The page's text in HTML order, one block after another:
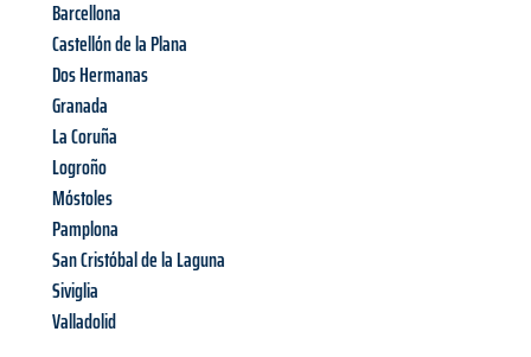
Barcellona
Castellón de la Plana
Dos Hermanas
Granada
La Coruña
Logroño
Móstoles
Pamplona
San Cristóbal de la Laguna
Siviglia
Valladolid